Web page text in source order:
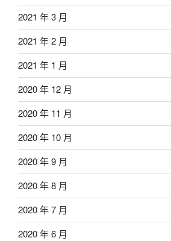
2021 年 3 月
2021 年 2 月
2021 年 1 月
2020 年 12 月
2020 年 11 月
2020 年 10 月
2020 年 9 月
2020 年 8 月
2020 年 7 月
2020 年 6 月